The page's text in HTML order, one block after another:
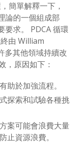
簡單解釋一下，
論的一個組成部
要求。 PDCA 循環
由 William
多其他領域持續改
，原因如下：
助於加強流程。
探索和試驗各種挑
案可能會浪費大量
止資源浪費。